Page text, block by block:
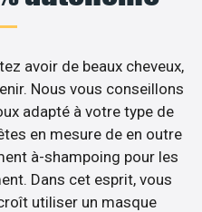
avoir de beaux cheveux,
Nous vous conseillons
adapté à votre type de
en mesure de en outre
à-shampoing pour les
Dans cet esprit, vous
utiliser un masque